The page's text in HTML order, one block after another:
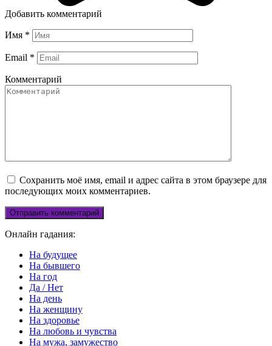
Добавить комментарий
Имя *
Email *
Комментарий
Сохранить моё имя, email и адрес сайта в этом браузере для
последующих моих комментариев.
Онлайн гадания:
На будущее
На бывшего
На год
Да / Нет
На день
На женщину
На здоровье
На любовь и чувства
На мужа, замужество